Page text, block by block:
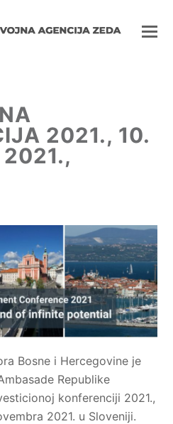
2021., 10.
2021.,
Bosne i Hercegovine je
Republike
konferenciji 2021.,
2021. u Sloveniji.